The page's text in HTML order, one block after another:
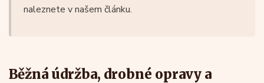
naleznete v našem článku.
Běžná údržba, drobné opravy a